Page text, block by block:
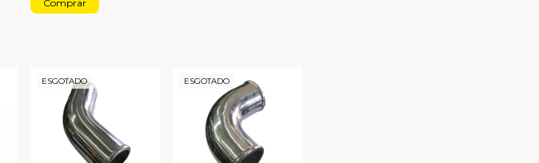
ESGOTADO ESGOTADO